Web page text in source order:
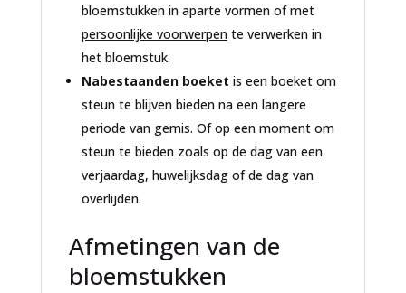
bloemstukken in aparte vormen of met
persoonlijke voorwerpente verwerken in
het bloemstuk.
Nabestaanden boeket is een boeket om
steun te blijven bieden na een langere
periode van gemis. Of op een moment om
steun te bieden zoals op de dag van een
verjaardag, huwelijksdag of de dag van
overlijden.
Afmetingen van de
bloemstukken